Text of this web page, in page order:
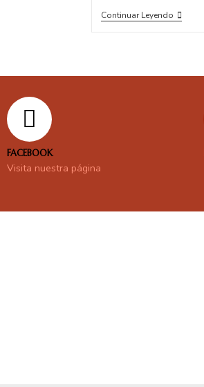
Continuar Leyendo
FACEBOOK
Visita nuestra página